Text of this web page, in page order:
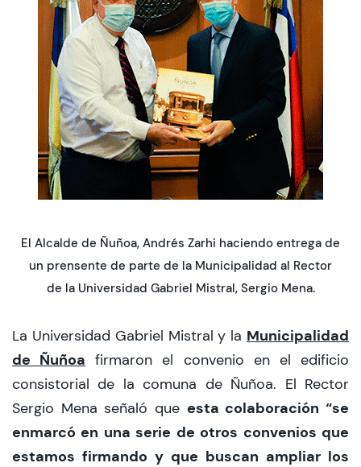
CIEO
Contacto y Horarios
modo claro
El Alcalde de Ñuñoa, Andrés Zarhi haciendo entrega de
un prensente de parte de la Municipalidad al Rector
de la Universidad Gabriel Mistral, Sergio Mena.
La Universidad Gabriel Mistral y la Municipalidad
de Ñuñoa firmaron el convenio en el edificio
consistorial de la comuna de Ñuñoa. El Rector
Sergio Mena señaló que esta colaboración “se
enmarcó en una serie de otros convenios que
estamos firmando y que buscan ampliar los